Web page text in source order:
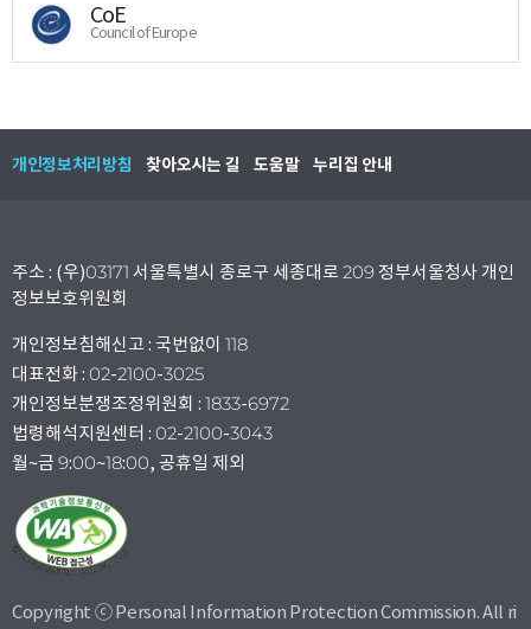
CoE
Council of Europe
개인정보처리방침 찾아오시는 길 도움말 누리집 안내
주소 : (우)03171 서울특별시 종로구 세종대로 209 정부서울청사 개인
정보보호위원회
개인정보침해신고 : 국번없이 118
대표전화 : 02-2100-3025
개인정보분쟁조정위원회 : 1833-6972
법령해석지원센터 : 02-2100-3043
월~금 9:00~18:00, 공휴일 제외
Copyright ⓒ Personal Information Protection Commission. All ri